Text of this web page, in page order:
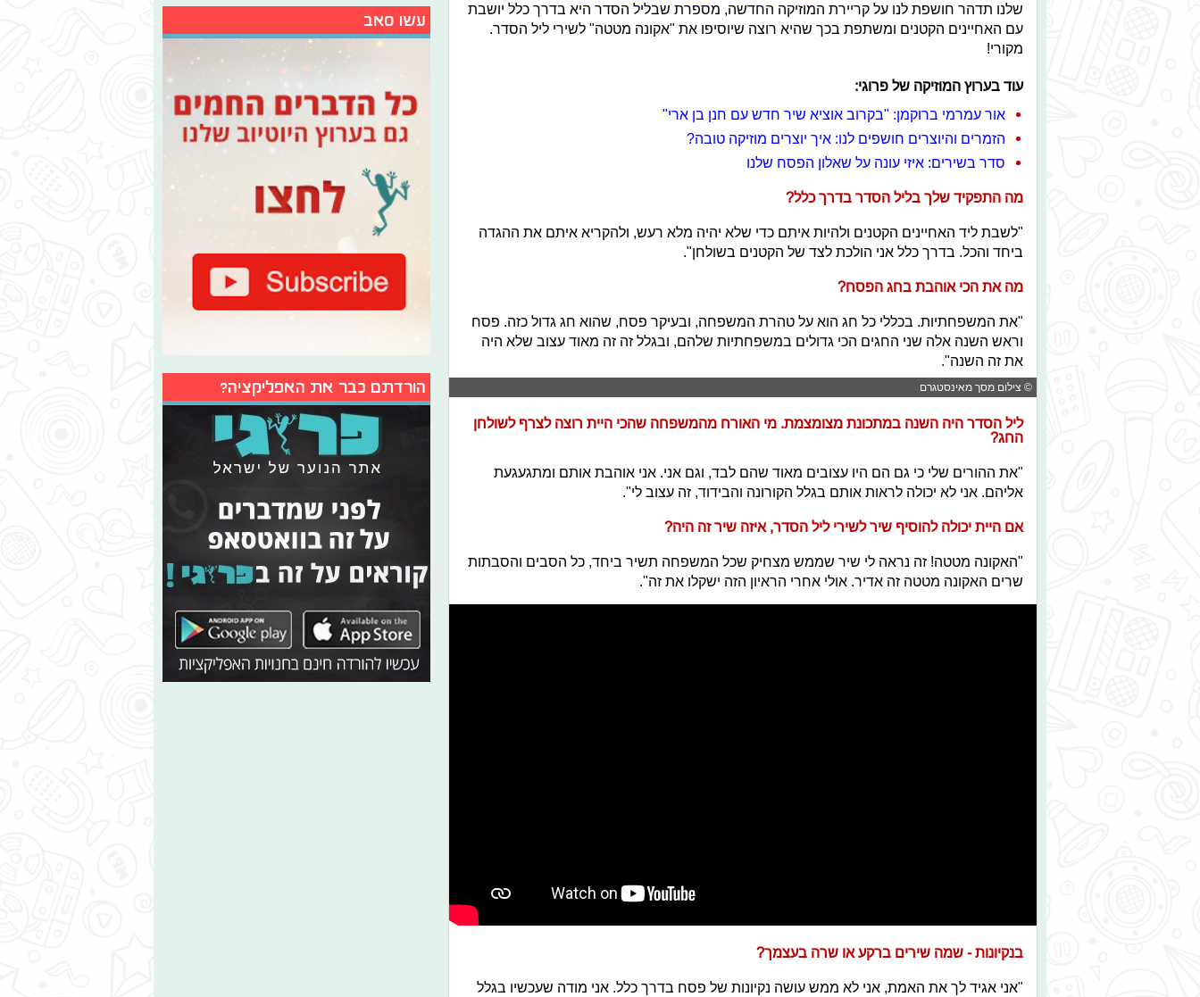
שלנו תדהר חושפת לנו על קריירת המוזיקה החדשה, מספרת שבליל הסדר היא בדרך כלל יושבת
עם האחיינים הקטנים ומשתפת בכך שהיא רוצה שיוסיפו את "אקונה מטטה" לשירי ליל הסדר.
מקורי!
עוד בערוץ המוזיקה של פרוגי:
אור עמרמי ברוקמן: "בקרוב אוציא שיר חדש עם חנן בן ארי"
הזמרים והיוצרים חושפים לנו: איך יוצרים מוזיקה טובה?
סדר בשירים: איזי עונה על שאלון הפסח שלנו
מה התפקיד שלך בליל הסדר בדרך כלל?
"לשבת ליד האחיינים הקטנים ולהיות איתם כדי שלא יהיה מלא רעש, ולהקריא איתם את ההגדה
ביחד והכל. בדרך כלל אני הולכת לצד של הקטנים בשולחן".
מה את הכי אוהבת בחג הפסח?
"את המשפחתיות. בכללי כל חג הוא על טהרת המשפחה, ובעיקר פסח, שהוא חג גדול כזה. פסח
וראש השנה אלה שני החגים הכי גדולים במשפחתיות שלהם, ובגלל זה זה מאוד עצוב שלא היה
את זה השנה".
© צילום מסך מאינסטגרם
ליל הסדר היה השנה במתכונת מצומצמת. מי האורח מהמשפחה שהכי היית רוצה לצרף לשולחן
החג?
"את ההורים שלי כי גם הם היו עצובים מאוד שהם לבד, וגם אני. אני אוהבת אותם ומתגעגעת
אליהם. אני לא יכולה לראות אותם בגלל הקורונה והבידוד, זה עצוב לי".
אם היית יכולה להוסיף שיר לשירי ליל הסדר, איזה שיר זה היה?
"האקונה מטטה! זה נראה לי שיר שממש מצחיק שכל המשפחה תשיר ביחד, כל הסבים והסבתות
שרים האקונה מטטה זה אדיר. אולי אחרי הראיון הזה ישקלו את זה".
בנקיונות - שמה שירים ברקע או שרה בעצמך?
"אני אגיד לך את האמת, אני לא ממש עושה נקיונות של פסח בדרך כלל. אני מודה שעכשיו בגלל
עשו סאב
הורדתם כבר את האפליקציה?